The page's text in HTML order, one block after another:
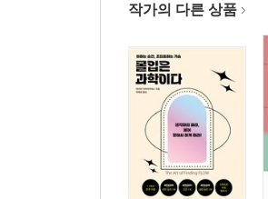
작가의 다른 상품